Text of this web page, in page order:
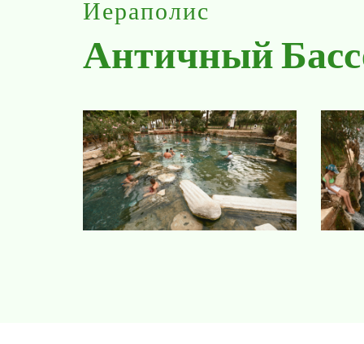
Иераполис
Античный